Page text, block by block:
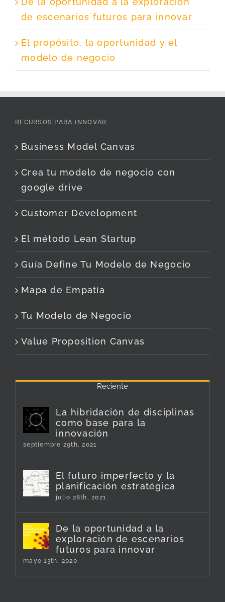
de escenarios futuros para innovar
El propósito, la oportunidad y el
modelo de negocio
RECURSOS PARA INNOVAR
Business Model Canvas
Crea tu modelo de negocio con
google drive
Customer Development
El método Lean Startup
Guía Define Tu Modelo de Negocio
Mapa de Empatía
Tu Modelo de Negocio
Value Proposition Canvas
Reciente
La hibridación de disciplinas
como base para la
innovación
septiembre 29th, 2021
El futuro imperfecto y la
planificación estratégica
julio 28th, 2021
De la oportunidad a la
exploración de escenarios
futuros para innovar
mayo 13th, 2020